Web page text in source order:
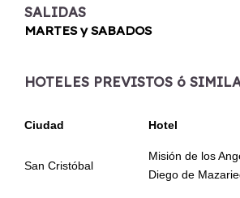
SALIDAS
MARTES y SABADOS
HOTELES PREVISTOS ó
Ciudad Hotel
San Cristóbal
Misión de los
Diego de